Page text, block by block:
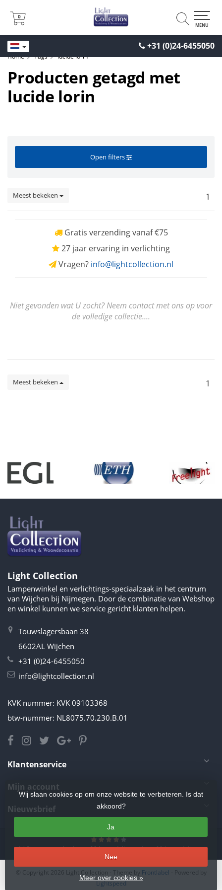
+31 (0)24-6455050
0
0
MENU
Home Tags lucide lorin
Producten getagd met
lucide lorin
Open filters
Meest bekeken 1
Gratis verzending vanaf €75
27 jaar ervaring in verlichting
Vragen? info@lightcollection.nl
Niet gevonden wat U zocht? Neem contact met ons op voor
de volledige collectie....
Meest bekeken 1
Light Collection
Lampenwinkel en verlichtings-speciaalzaak in het centrum
van Wijchen bij Nijmegen. Door de combinatie van Webshop
en winkel kunnen we service gericht klanten helpen.
Touwslagersbaan 38
6602AL Wijchen
+31 (0)24-6455050
info@lightcollection.nl
KVK nummer: KVK 09103368
btw-nummer: NL8075.70.230.B.01
Klantenservice
Mijn account
Nieuwsbrief
4.5/5sterren op basis van11beoordelingen.Lees 11 beoordelingen
Wij slaan cookies op om onze website te verbeteren. Is dat
akkoord?
Ja
Nee
Meer over cookies »
© Copyright 2026 Light Collection - Theme by Frontlabel - Powered by
Lightspeed